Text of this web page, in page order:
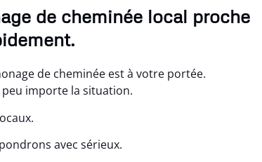
de cheminée local proche
de cheminée est à votre portée.
importe la situation.
avec sérieux.